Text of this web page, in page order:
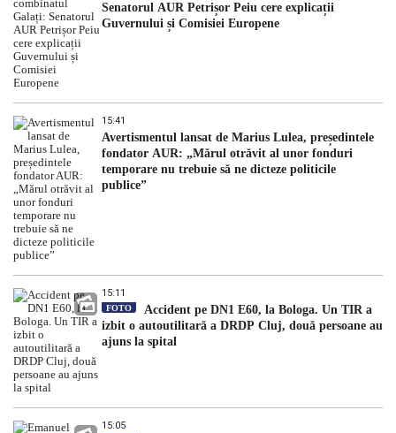
Senatorul AUR Petrișor Peiu cere explicații
Guvernului și Comisiei Europene
15:41
Avertismentul lansat de Marius Lulea, președintele
fondator AUR: „Mărul otrăvit al unor fonduri
temporare nu trebuie să ne dicteze politicile
publice”
15:11
FOTO
Accident pe DN1 E60, la Bologa. Un TIR a
izbit o autoutilitară a DRDP Cluj, două persoane au
ajuns la spital
15:05